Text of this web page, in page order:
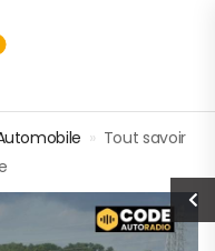
» Tout savoir